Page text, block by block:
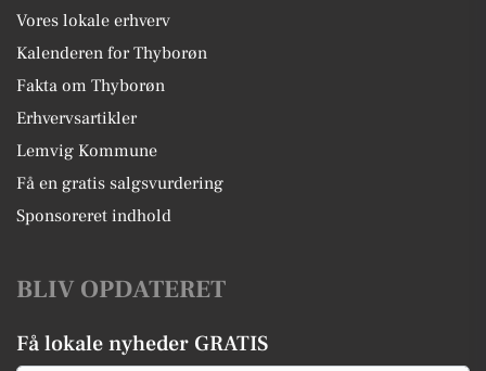
Vores lokale erhverv
Kalenderen for Thyborøn
Fakta om Thyborøn
Erhvervsartikler
Lemvig Kommune
Få en gratis salgsvurdering
Sponsoreret indhold
BLIV OPDATERET
Få lokale nyheder GRATIS